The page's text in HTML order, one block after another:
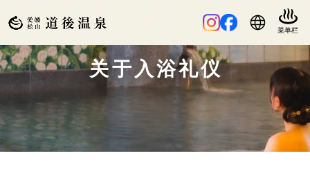
关于入浴礼仪